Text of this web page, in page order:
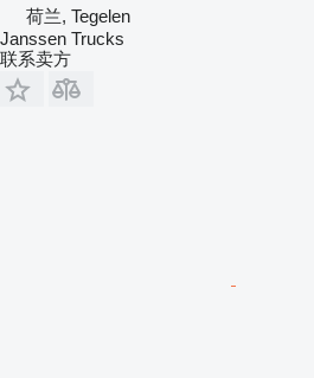
荷兰, Tegelen
Janssen Trucks
联系卖方